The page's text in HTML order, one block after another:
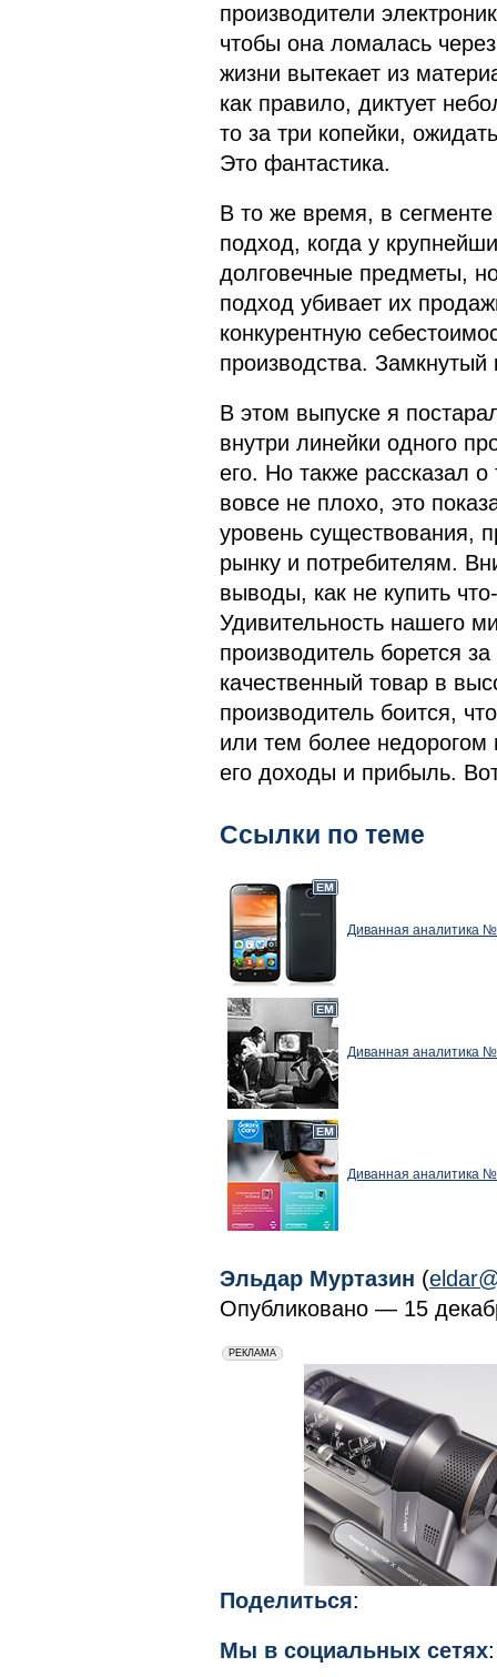
производители
чтобы она ломалась
жизни вытекает из
как правило, диктует
то за три копейки,
Это фантастика.
В то же время, в
подход, когда у
долговечные предметы,
подход убивает их
конкурентную
производства. Замкнутый
В этом выпуске я
внутри линейки одного
его. Но также рассказал
вовсе не плохо, это
уровень существования,
рынку и потребителям.
выводы, как не купить
Удивительность нашего
производитель борется
качественный товар в
производитель боится,
или тем более недорогом
его доходы и прибыль.
Ссылки по теме
Диванная аналитика
Диванная аналитика
Диванная аналитика
Эльдар Муртазин (
Опубликовано — 15
erid: 2VfnxxmNzs5
РЕКЛАМА
Поделиться:
Мы в социальных сетях: